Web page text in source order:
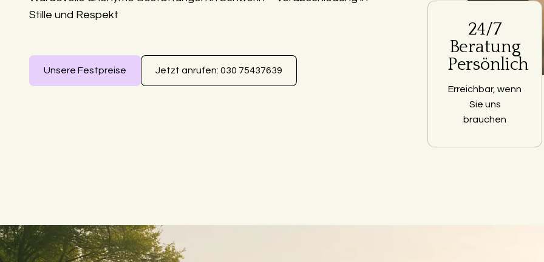
Stille und Respekt
Unsere Festpreise Jetzt anrufen: 030 75437639
24/7
Beratung
Persönlich
Erreichbar, wenn
Sie uns
brauchen